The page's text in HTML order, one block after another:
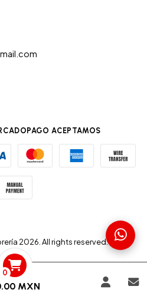
0
MXN
ACEPTAMOS
2026. All rights reserved.